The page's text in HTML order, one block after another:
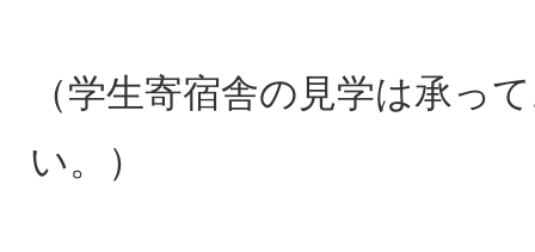
（学生寄宿舎の見学は承っ
い。）